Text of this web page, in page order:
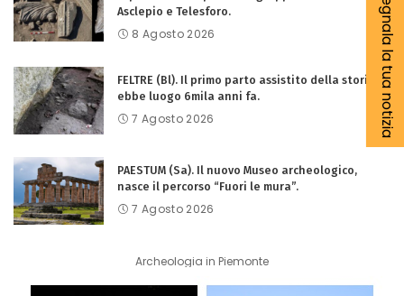
Asclepio e Telesforo.
8 Agosto 2026
FELTRE (Bl). Il primo parto assistito della storia
ebbe luogo 6mila anni fa.
7 Agosto 2026
PAESTUM (Sa). Il nuovo Museo archeologico,
nasce il percorso “Fuori le mura”.
7 Agosto 2026
Archeologia in Piemonte
Segnala la tua notizia